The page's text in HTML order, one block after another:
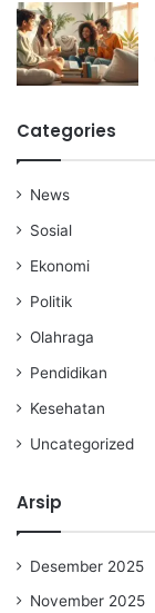
Categories
News
Sosial
Ekonomi
Politik
Olahraga
Pendidikan
Kesehatan
Uncategorized
Arsip
Desember 2025
November 2025